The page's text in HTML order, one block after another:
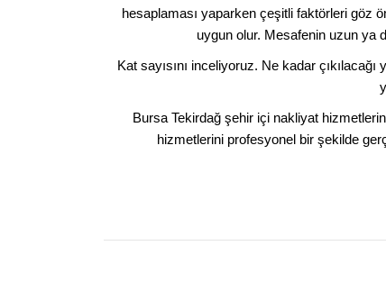
hesaplaması yaparken çeşitli faktörleri göz
uygun olur. Mesafenin uzun ya
Kat sayısını inceliyoruz. Ne kadar
Bursa Tekirdağ şehir içi nakliyat
hizmetlerini profesyonel bir şekilde